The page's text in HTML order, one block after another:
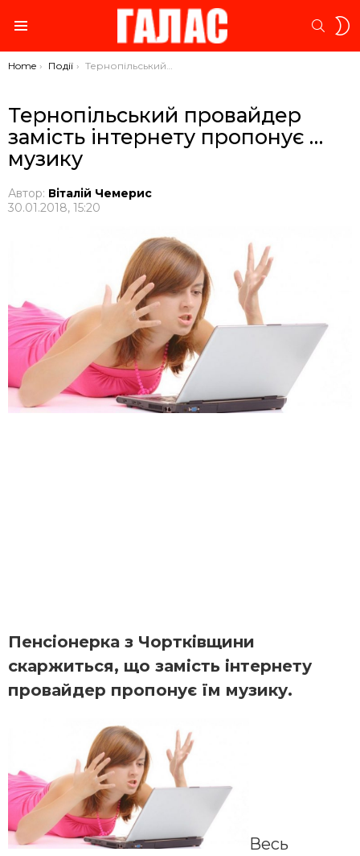
You are here:
Home Події Тернопільський провайдер замість інтернету пропонує …музику
Тернопільський провайдер
замість інтернету пропонує …
музику
Автор: Віталій Чемерис
30.01.2018, 15:20
Пенсіонерка з Чортківщини
скаржиться, що замість інтернету
провайдер пропонує їм музику.
Весь